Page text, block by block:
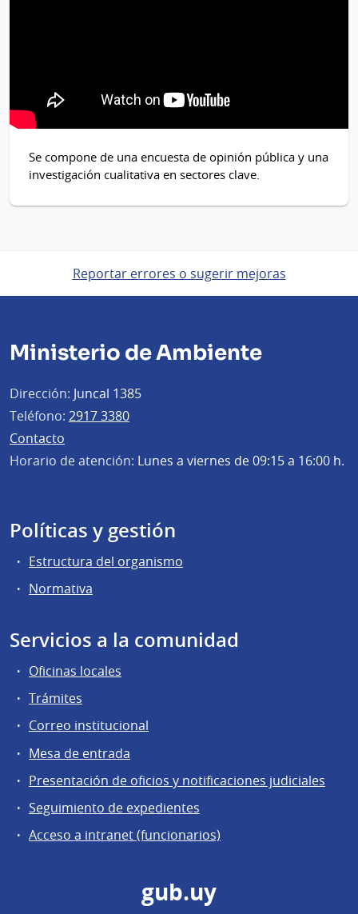
Se compone de una encuesta de opinión pública y una
investigación cualitativa en sectores clave.
Reportar errores o sugerir mejoras
Ministerio de Ambiente
Dirección: Juncal 1385
Teléfono: 2917 3380
Contacto
Horario de atención: Lunes a viernes de 09:15 a 16:00 h.
Políticas y gestión
Estructura del organismo
Normativa
Servicios a la comunidad
Oficinas locales
Trámites
Correo institucional
Mesa de entrada
Presentación de oficios y notificaciones judiciales
Seguimiento de expedientes
Acceso a intranet (funcionarios)
gub.uy